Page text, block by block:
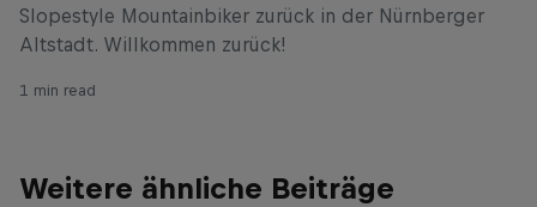
Slopestyle Mountainbiker zurück in der Nürnberger
Altstadt. Willkommen zurück!
1 min read
Weitere ähnliche Beiträge